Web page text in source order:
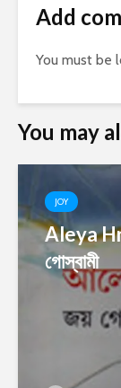
Add
You must be
You may
JOY
Aleya
গোস্বামী